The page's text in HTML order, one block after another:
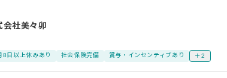
会社美々卯
8日以上休みあり 社会保険完備 賞与・インセンティブあり ＋2